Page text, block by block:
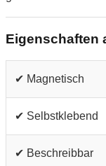
Eigenschaften
✔ Magnetisch
✔ Selbstklebend
✔ Beschreibbar